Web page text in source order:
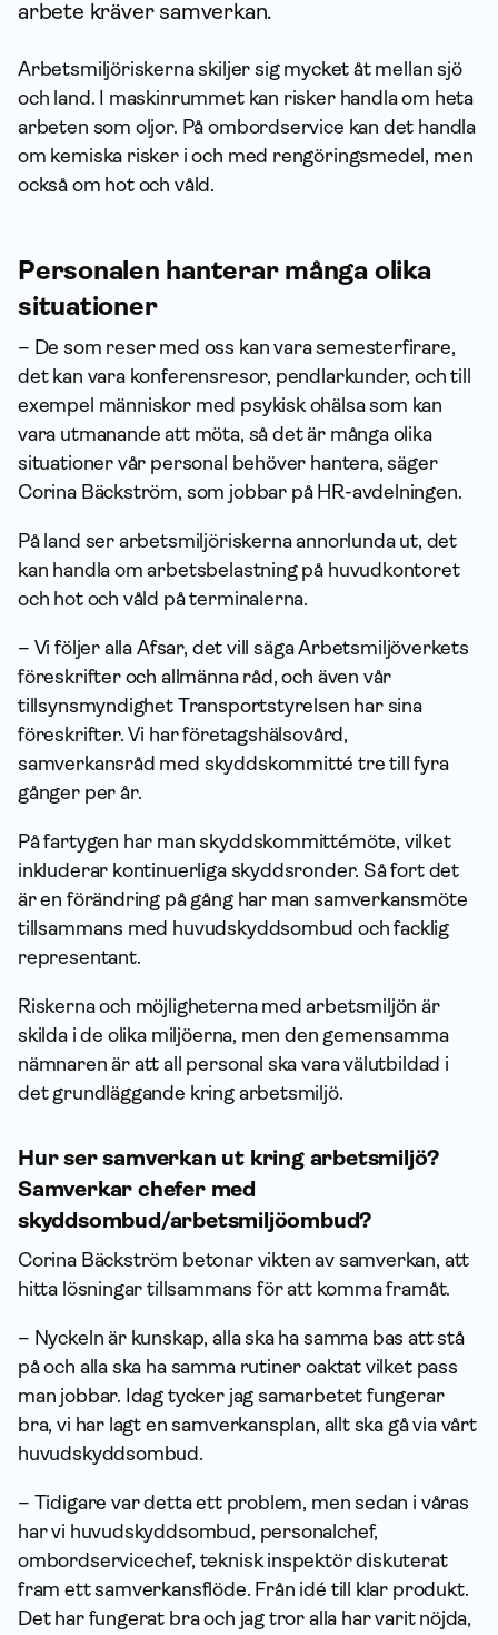
arbete kräver samverkan.
Arbetsmiljöriskerna skiljer sig mycket åt mellan sjö
och land. I maskinrummet kan risker handla om heta
arbeten som oljor. På ombordservice kan det handla
om kemiska risker i och med rengöringsmedel, men
också om hot och våld.
Personalen hanterar många olika
situationer
– De som reser med oss kan vara semesterfirare,
det kan vara konferensresor, pendlarkunder, och till
exempel människor med psykisk ohälsa som kan
vara utmanande att möta, så det är många olika
situationer vår personal behöver hantera, säger
Corina Bäckström, som jobbar på HR-avdelningen.
På land ser arbetsmiljöriskerna annorlunda ut, det
kan handla om arbetsbelastning på huvudkontoret
och hot och våld på terminalerna.
– Vi följer alla Afsar, det vill säga Arbetsmiljöverkets
föreskrifter och allmänna råd, och även vår
tillsynsmyndighet Transportstyrelsen har sina
föreskrifter. Vi har företagshälsovård,
samverkansråd med skyddskommitté tre till fyra
gånger per år.
På fartygen har man skyddskommittémöte, vilket
inkluderar kontinuerliga skyddsronder. Så fort det
är en förändring på gång har man samverkansmöte
tillsammans med huvudskyddsombud och facklig
representant.
Riskerna och möjligheterna med arbetsmiljön är
skilda i de olika miljöerna, men den gemensamma
nämnaren är att all personal ska vara välutbildad i
det grund­läggande kring arbetsmiljö.
Hur ser samverkan ut kring arbetsmiljö?
Samverkar chefer med
skyddsombud/arbetsmiljöombud?
Corina Bäckström betonar vikten av samverkan, att
hitta lösningar tillsammans för att komma framåt.
– Nyckeln är kunskap, alla ska ha samma bas att stå
på och alla ska ha samma rutiner oaktat vilket pass
man jobbar. Idag tycker jag samarbetet fungerar
bra, vi har lagt en samverkansplan, allt ska gå via vårt
huvudskyddsombud.
– Tidigare var detta ett problem, men sedan i våras
har vi huvudskyddsombud, personalchef,
ombordservicechef, teknisk inspektör diskuterat
fram ett samverkansflöde. Från idé till klar produkt.
Det har fungerat bra och jag tror alla har varit nöjda,